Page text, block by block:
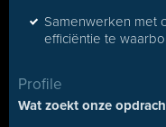
Samenwerken met
efficiëntie te
Profile
Wat zoekt onze